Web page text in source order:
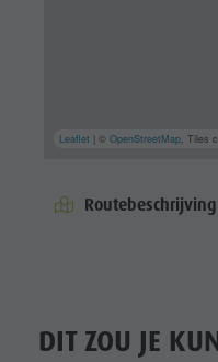
Leaflet | ©OpenStreetMap, Tiles
Routebeschrijving
DIT ZOU JE